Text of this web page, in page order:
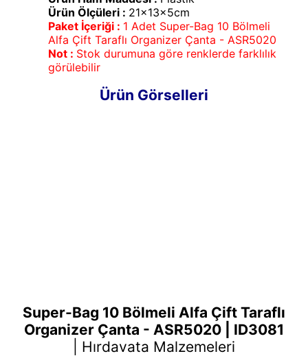
Ürün Ölçüleri : 21x13x5cm
Paket İçeriği : 1 Adet Super-Bag 10 Bölmeli
Alfa Çift Taraflı Organizer Çanta - ASR5020
Not : Stok durumuna göre renklerde farklılık
görülebilir
Ürün Görselleri
Super-Bag 10 Bölmeli Alfa Çift Taraflı
Organizer Çanta - ASR5020 | ID3081
Hırdavata Malzemeleri